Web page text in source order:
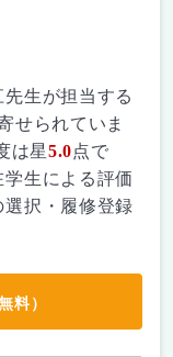
先生が担当する
せられていま
は星5.0点で
生による評価
択・履修登録
料）